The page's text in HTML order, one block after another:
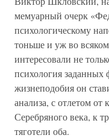
мемуарный очерк
психологическому
тоньше и уж во
интересовали не
психология
жизнеподобия он
анализа, с отлетом
Серебряного века, к
тяготели оба.